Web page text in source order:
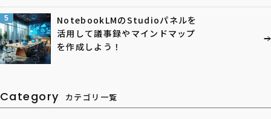
5
NotebookLMのStudioパネルを
活用して議事録やマインドマップ
を作成しよう！
Category カテゴリ一覧